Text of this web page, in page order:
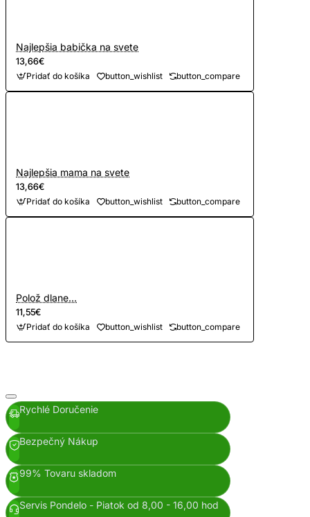
Najlepšia babička na svete
13,66€
Pridať do košíka button_wishlist button_compare
Najlepšia mama na svete
13,66€
Pridať do košíka button_wishlist button_compare
Polož dlane...
11,55€
Pridať do košíka button_wishlist button_compare
Rychlé Doručenie
Bezpečný Nákup
99% Tovaru skladom
Servis Pondelo - Piatok od 8,00 - 16,00 hod